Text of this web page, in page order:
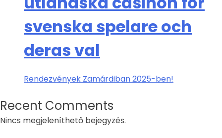
svenska spelare och
deras val
Rendezvények Zamárdiban 2025-ben!
Recent Comments
Nincs megjeleníthető bejegyzés.